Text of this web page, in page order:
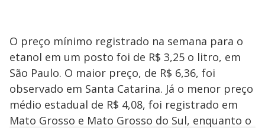
O preço mínimo registrado na semana para o
etanol em um posto foi de R$ 3,25 o litro, em
São Paulo. O maior preço, de R$ 6,36, foi
observado em Santa Catarina. Já o menor preço
médio estadual de R$ 4,08, foi registrado em
Mato Grosso e Mato Grosso do Sul, enquanto o